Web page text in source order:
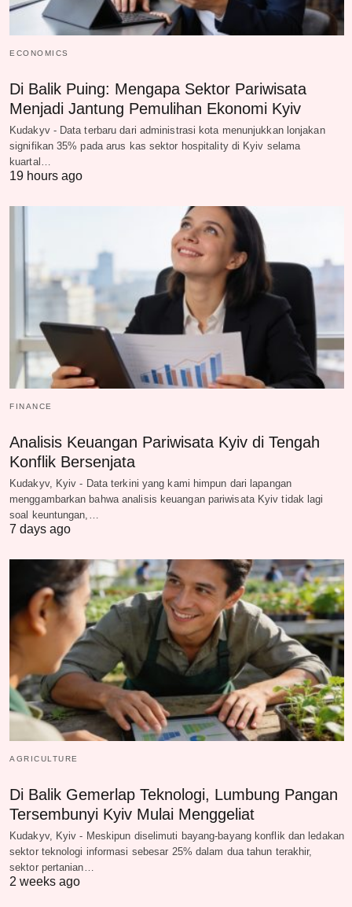
ECONOMICS
Di Balik Puing: Mengapa Sektor Pariwisata
Menjadi Jantung Pemulihan Ekonomi Kyiv
Kudakyv - Data terbaru dari administrasi kota menunjukkan lonjakan
signifikan 35% pada arus kas sektor hospitality di Kyiv selama
kuartal…
19 hours ago
FINANCE
Analisis Keuangan Pariwisata Kyiv di Tengah
Konflik Bersenjata
Kudakyv, Kyiv - Data terkini yang kami himpun dari lapangan
menggambarkan bahwa analisis keuangan pariwisata Kyiv tidak lagi
soal keuntungan,…
7 days ago
AGRICULTURE
Di Balik Gemerlap Teknologi, Lumbung Pangan
Tersembunyi Kyiv Mulai Menggeliat
Kudakyv, Kyiv - Meskipun diselimuti bayang-bayang konflik dan ledakan
sektor teknologi informasi sebesar 25% dalam dua tahun terakhir,
sektor pertanian…
2 weeks ago